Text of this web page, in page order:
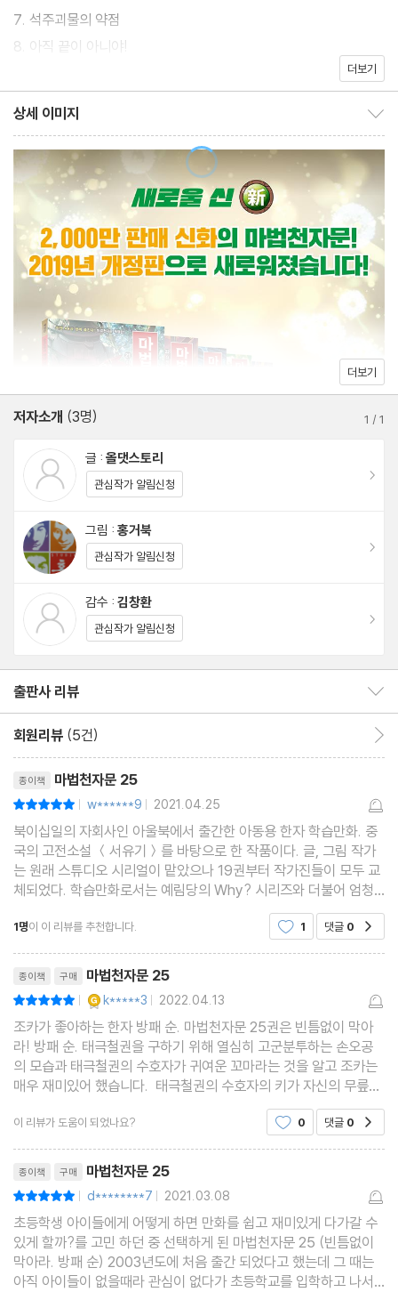
7. 석주괴물의 약점
8. 아직 끝이 아니야!
· 마법천자문 26권 미리보기
· 마법천자문 퀴즈
· 한자 쓰기 연습장
더보기
상세 이미지
더보기
저자소개 (3명) 1 /1
글 : 올댓스토리
관심작가 알림신청
그림 : 홍거북
관심작가 알림신청
감수 : 김창환
관심작가 알림신청
출판사 리뷰
회원리뷰 (5건)
종이책 마법천자문 25
| w******9 | 2021.04.25
북이십일의 자회사인 아울북에서 출간한 아동용 한자 학습만화. 중
국의 고전소설 ＜서유기＞를 바탕으로 한 작품이다. 글, 그림 작가
는 원래 스튜디오 시리얼이 맡았으나 19권부터 작가진들이 모두 교
체되었다. 학습만화로서는 예림당의 Why? 시리즈와 더불어 엄청
난 성공작인데, 대학생의 ＜맨큐 경제학＞과 ＜KREYSZIG 공업
수학＞을 능가하는 학습만화 덕후들의 성전이다. 2008년 하반
1명이 이 리뷰를 추천합니다. 1 댓글 0
종이책 구매 마법천자문 25
| k*****3 | 2022.04.13
조카가 좋아하는 한자 방패 순. 마법천자문 25권은 빈틈없이 막아
라! 방패 순. 태극철권을 구하기 위해 열심히 고군분투하는 손오공
의 모습과 태극철권의 수호자가 귀여운 꼬마라는 것을 알고 조카는
매우 재미있어 했습니다. 태극철권의 수호자의 키가 자신의 무릎에
도 미치지 못하는 모습에 웃고 마는 손오공과 그런 손오공의 공격을
받아내며 자꾸 놀라운 변화를 보이는 수호자의
이 리뷰가 도움이 되었나요? 0 댓글 0
종이책 구매 마법천자문 25
| d********7 | 2021.03.08
초등학생 아이들에게 어떻게 하면 만화를 쉽고 재미있게 다가갈 수
있게 할까?를 고민 하던 중 선택하게 된 마법천자문 25 (빈틈없이
막아라. 방패 순) 2003년도에 처음 출간 되었다고 했는데 그 때는
아직 아이들이 없을때라 관심이 없다가 초등학교를 입학하고 나서